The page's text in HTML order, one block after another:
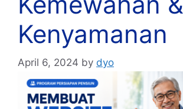
Kenyamanan
April 6, 2024 by dyo